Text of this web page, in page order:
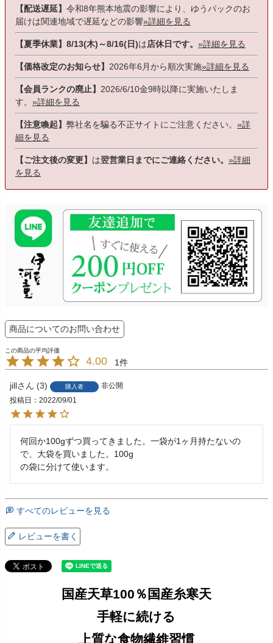
【配送遅延】 令和8年熊本地震の影響により、ゆうパックのお
届けは関連地域で遅延などの影響»詳細を見る
【夏季休業】8/13(木)～8/16(日)は店休日です。 »詳細を見る
【価格改定のお知らせ】 2026年6月から順次実施»詳細を見る
【会員ランクの廃止】 2026/6/10金9時以降に実施いたしま
す。 »詳細を見る
【注意喚起】 弊社名を騙る不正サイトにご注意ください。 »詳
細を見る
【ご注文後の変更】 は翌営業日までにご連絡ください。 »詳細
を見る
商品についてのお問い合わせ
4.00 1
jill 3 購入者
非公開
投稿日
2022/09/01
何回か100gずつ買ってきました。一袋が1ヶ月持たないの
で、大袋を買いました。100g
の袋に分けて使います。
すべてのレビューを見る
レビューを書く
国産天草100％国産糸寒天
手軽に続ける
上質な食物繊維習慣